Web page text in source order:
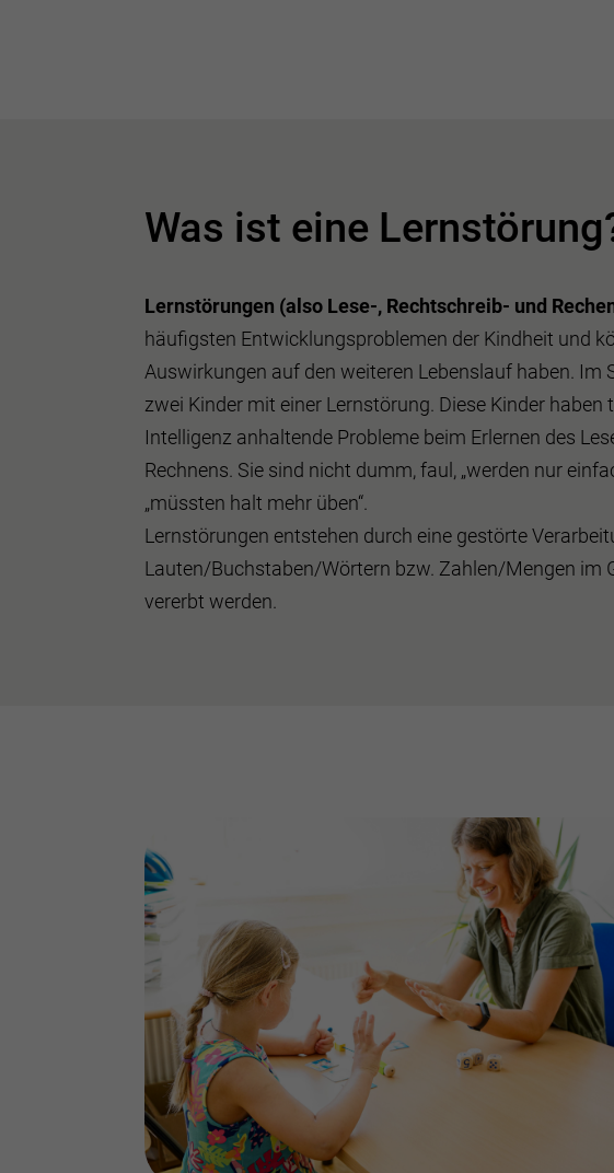
Was ist eine
Lernstörungen (also Lese-, Rechtschreib- und
häufigsten Entwicklungsproblemen der Kindheit und
Auswirkungen auf den weiteren Lebenslauf haben. Im
zwei Kinder mit einer Lernstörung. Diese Kinder
Intelligenz anhaltende Probleme beim Erlernen des
Rechnens. Sie sind nicht dumm, faul, „werden nur
„müssten halt mehr üben“.
Lernstörungen entstehen durch eine gestörte
Lauten/Buchstaben/Wörtern bzw. Zahlen/Mengen im
vererbt werden.